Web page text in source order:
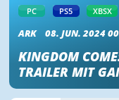
PC PS5 XBSX
ARK
08. JUN. 2024
KINGDOM
TRAILER MIT